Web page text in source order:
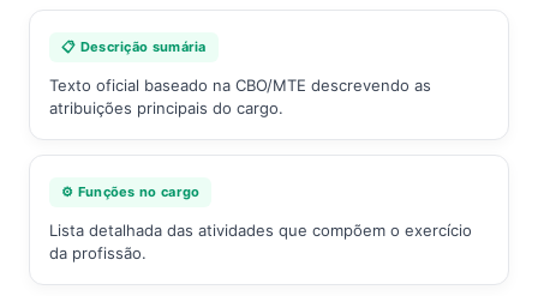
📋 Descrição sumária
Texto oficial baseado na CBO/MTE descrevendo as
atribuições principais do cargo.
⚙️ Funções no cargo
Lista detalhada das atividades que compõem o exercício
da profissão.